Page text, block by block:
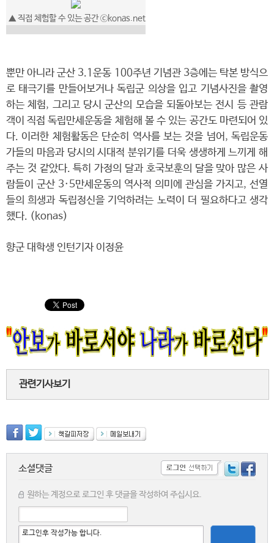
▲ 직접 체험할 수 있는 공간 ⓒkonas.net
뿐만 아니라 군산 3.1운동 100주년 기념관 3층에는 탁본 방식으
로 태극기를 만들어보거나 독립군 의상을 입고 기념사진을 촬영
하는 체험, 그리고 당시 군산의 모습을 되돌아보는 전시 등 관람
객이 직접 독립만세운동을 체험해 볼 수 있는 공간도 마련되어 있
다. 이러한 체험활동은 단순히 역사를 보는 것을 넘어, 독립운동
가들의 마음과 당시의 시대적 분위기를 더욱 생생하게 느끼게 해
주는 것 같았다. 특히 가정의 달과 호국보훈의 달을 맞아 많은 사
람들이 군산 3·5만세운동의 역사적 의미에 관심을 가지고, 선열
들의 희생과 독립정신을 기억하려는 노력이 더 필요하다고 생각
했다. (konas)
향군 대학생 인턴기자 이정윤
관련기사보기
소셜댓글
원하는 계정으로 로그인 후 댓글을 작성하여 주십시요.